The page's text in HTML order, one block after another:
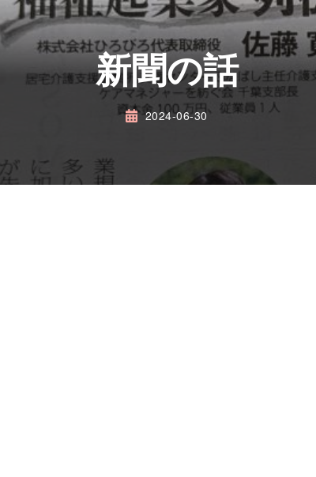
新聞の話
2024-06-30